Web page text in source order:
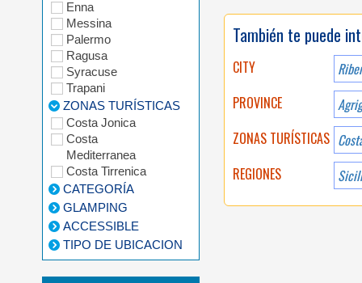
Enna
Messina
Palermo
Ragusa
Syracuse
Trapani
ZONAS TURÍSTICAS
Costa Jonica
Costa
Mediterranea
Costa Tirrenica
CATEGORÍA
GLAMPING
ACCESSIBLE
TIPO DE UBICACION
También te puede
CITY
PROVINCE
ZONAS TURÍSTICAS
REGIONES